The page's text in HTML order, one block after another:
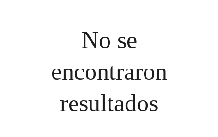
No se
encontraron
resultados